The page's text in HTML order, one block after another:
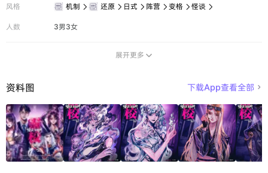
风格 机制  还原  日式  阵营  变格  怪谈 
人数 3男3女
展开更多 
资料图 下载App查看全部 